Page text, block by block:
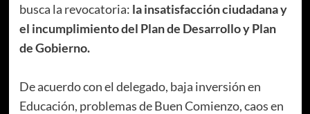
busca la revocatoria: la insatisfacción ciudadana y
el incumplimiento del Plan de Desarrollo y Plan
de Gobierno.
De acuerdo con el delegado, baja inversión en
Educación, problemas de Buen Comienzo, caos en